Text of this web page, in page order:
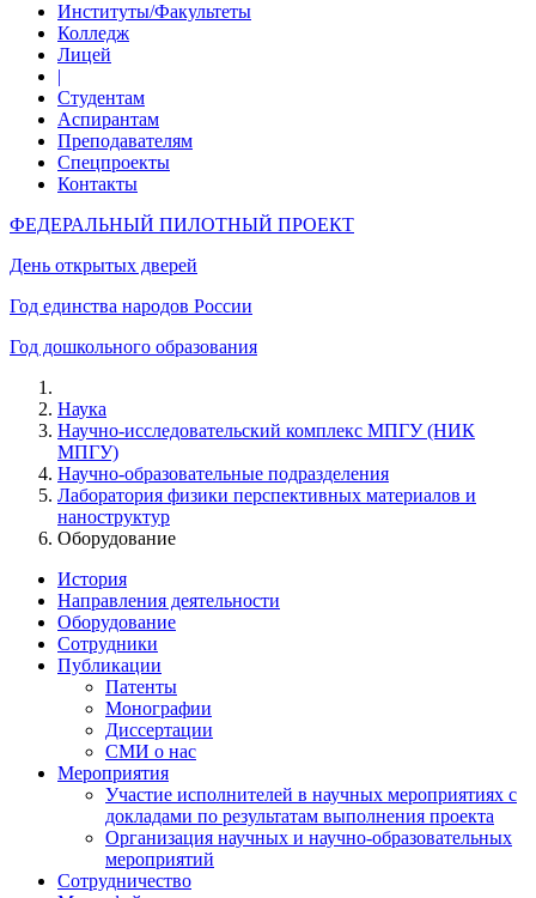
Институты/Факультеты
Колледж
Лицей
|
Студентам
Аспирантам
Преподавателям
Спецпроекты
Контакты
ФЕДЕРАЛЬНЫЙ ПИЛОТНЫЙ ПРОЕКТ
День открытых дверей
Год единства народов России
Год дошкольного образования
Наука
Научно-исследовательский комплекс МПГУ (НИК
МПГУ)
Научно-образовательные подразделения
Лаборатория физики перспективных материалов и
наноструктур
Оборудование
История
Направления деятельности
Оборудование
Сотрудники
Публикации
Патенты
Монографии
Диссертации
СМИ о нас
Мероприятия
Участие исполнителей в научных мероприятиях с
докладами по результатам выполнения проекта
Организация научных и научно-образовательных
мероприятий
Сотрудничество